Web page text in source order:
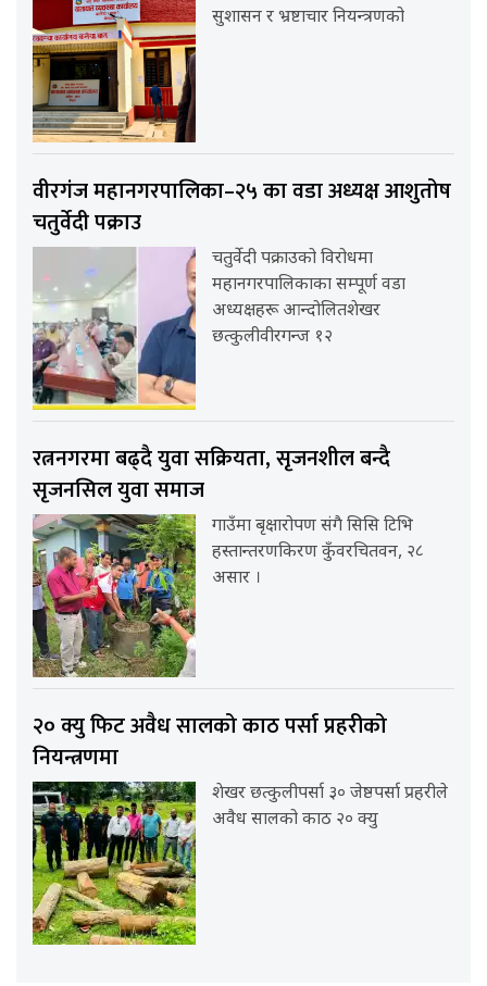
सुशासन र भ्रष्टाचार नियन्त्रणको
वीरगंज महानगरपालिका–२५ का वडा अध्यक्ष आशुतोष
चतुर्वेदी पक्राउ
चतुर्वेदी पक्राउको विरोधमा
महानगरपालिकाका सम्पूर्ण वडा
अध्यक्षहरू आन्दोलितशेखर
छत्कुलीवीरगन्ज १२
रत्ननगरमा बढ्दै युवा सक्रियता, सृजनशील बन्दै
सृजनसिल युवा समाज
गाउँमा बृक्षारोपण संगै सिसि टिभि
हस्तान्तरणकिरण कुँवरचितवन, २८
असार ।
२० क्यु फिट अवैध सालको काठ पर्सा प्रहरीको
नियन्त्रणमा
शेखर छत्कुलीपर्सा ३० जेष्ठपर्सा प्रहरीले
अवैध सालको काठ २० क्यु